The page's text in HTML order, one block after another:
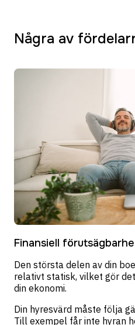
Några av
Finansiell
Den största delen av din
relativt statisk, vilket gör
din ekonomi.
Din hyresvärd måste följa
Till exempel får inte hyran